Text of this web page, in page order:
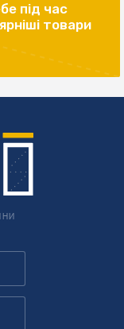
під час
товари